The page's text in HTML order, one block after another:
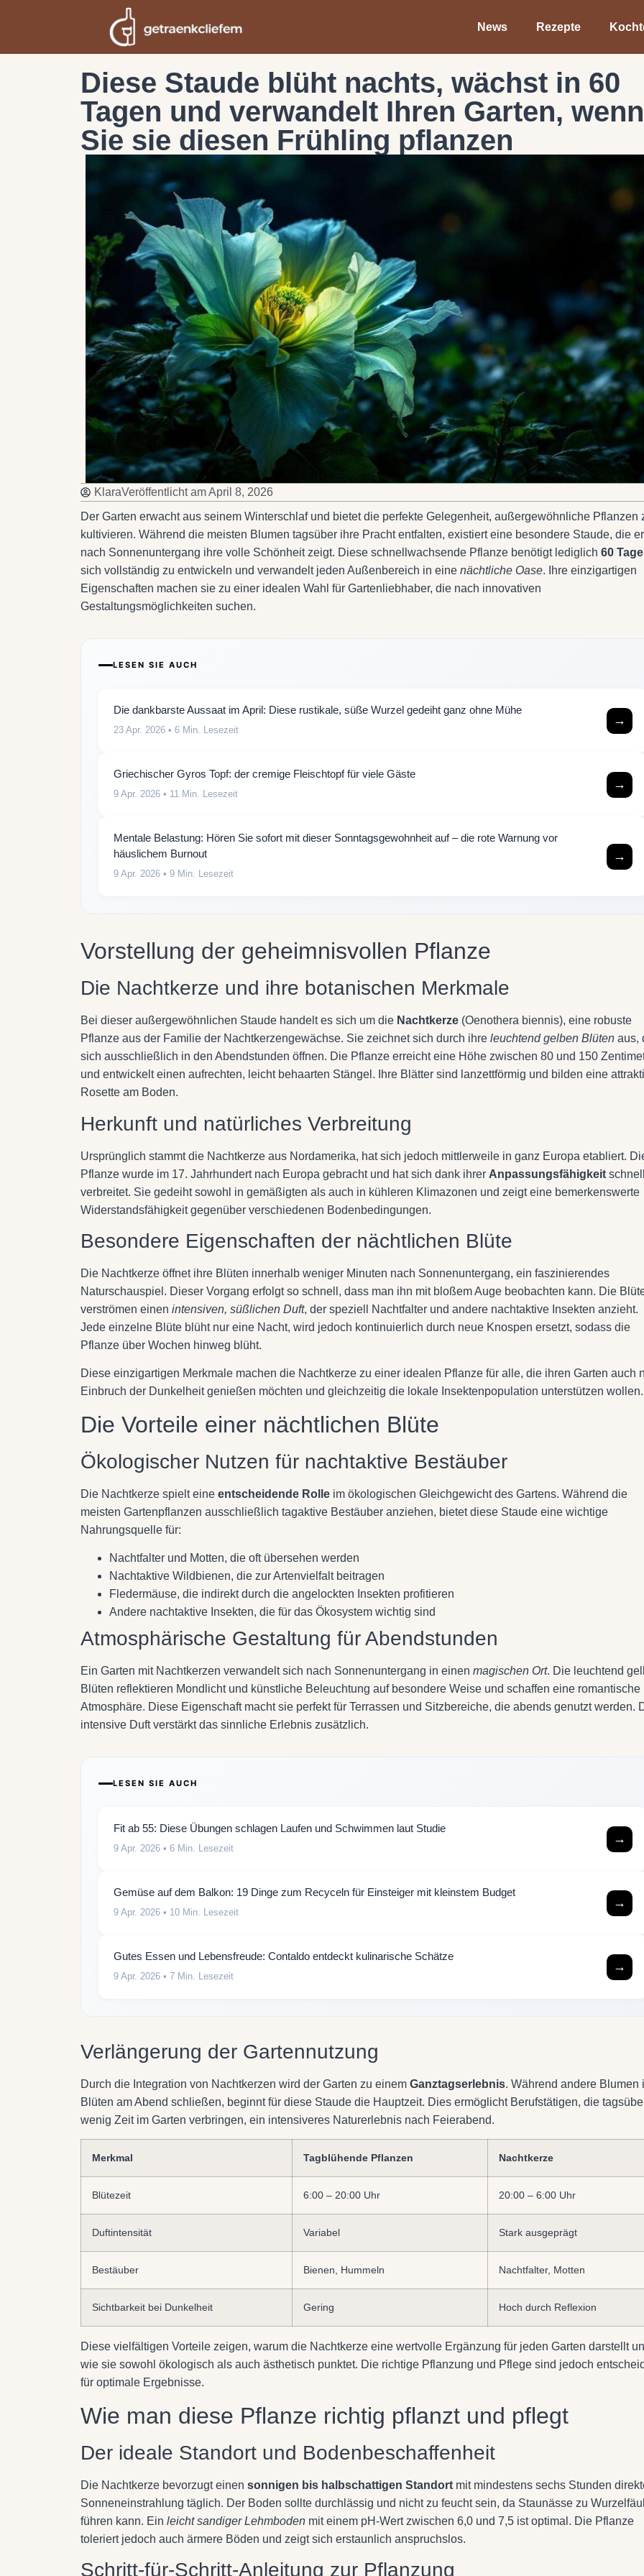
News Rezepte
Diese Staude blüht nachts, wächst in 60
Tagen und verwandelt Ihren Garten, wenn
Sie sie diesen Frühling pflanzen
KlaraVeröffentlicht amApril 8, 2026
Der Garten erwacht aus seinem Winterschlaf und bietet die perfekte Gelegenheit, außergewöhnliche Pflanzen
kultivieren. Während die meisten Blumen tagsüber ihre Pracht entfalten, existiert eine besondere Staude, die
nach Sonnenuntergang ihre volle Schönheit zeigt. Diese schnellwachsende Pflanze benötigt lediglich 60 Tage
sich vollständig zu entwickeln und verwandelt jeden Außenbereich in eine nächtliche Oase. Ihre einzigartigen
Eigenschaften machen sie zu einer idealen Wahl für Gartenliebhaber, die nach innovativen
Gestaltungsmöglichkeiten suchen.
LESEN SIE AUCH
Die dankbarste Aussaat im April: Diese rustikale, süße Wurzel gedeiht ganz ohne Mühe
23 Apr. 2026 • 6 Min. Lesezeit
→
Griechischer Gyros Topf: der cremige Fleischtopf für viele Gäste
9 Apr. 2026 • 11 Min. Lesezeit
→
Mentale Belastung: Hören Sie sofort mit dieser Sonntagsgewohnheit auf – die rote Warnung vor
häuslichem Burnout
9 Apr. 2026 • 9 Min. Lesezeit
→
Vorstellung der geheimnisvollen Pflanze
Die Nachtkerze und ihre botanischen Merkmale
Bei dieser außergewöhnlichen Staude handelt es sich um die Nachtkerze (Oenothera biennis), eine robuste
Pflanze aus der Familie der Nachtkerzengewächse. Sie zeichnet sich durch ihre leuchtend gelben Blüten aus,
sich ausschließlich in den Abendstunden öffnen. Die Pflanze erreicht eine Höhe zwischen 80 und 150
und entwickelt einen aufrechten, leicht behaarten Stängel. Ihre Blätter sind lanzettförmig und bilden eine
Rosette am Boden.
Herkunft und natürliches Verbreitung
Ursprünglich stammt die Nachtkerze aus Nordamerika, hat sich jedoch mittlerweile in ganz Europa etabliert.
Pflanze wurde im 17. Jahrhundert nach Europa gebracht und hat sich dank ihrer Anpassungsfähigkeit schnell
verbreitet. Sie gedeiht sowohl in gemäßigten als auch in kühleren Klimazonen und zeigt eine bemerkenswerte
Widerstandsfähigkeit gegenüber verschiedenen Bodenbedingungen.
Besondere Eigenschaften der nächtlichen Blüte
Die Nachtkerze öffnet ihre Blüten innerhalb weniger Minuten nach Sonnenuntergang, ein faszinierendes
Naturschauspiel. Dieser Vorgang erfolgt so schnell, dass man ihn mit bloßem Auge beobachten kann. Die
verströmen einen intensiven, süßlichen Duft, der speziell Nachtfalter und andere nachtaktive Insekten anzieht.
Jede einzelne Blüte blüht nur eine Nacht, wird jedoch kontinuierlich durch neue Knospen ersetzt, sodass die
Pflanze über Wochen hinweg blüht.
Diese einzigartigen Merkmale machen die Nachtkerze zu einer idealen Pflanze für alle, die ihren Garten auch
Einbruch der Dunkelheit genießen möchten und gleichzeitig die lokale Insektenpopulation unterstützen wollen.
Die Vorteile einer nächtlichen Blüte
Ökologischer Nutzen für nachtaktive Bestäuber
Die Nachtkerze spielt eine entscheidende Rolle im ökologischen Gleichgewicht des Gartens. Während die
meisten Gartenpflanzen ausschließlich tagaktive Bestäuber anziehen, bietet diese Staude eine wichtige
Nahrungsquelle für:
Nachtfalter und Motten, die oft übersehen werden
Nachtaktive Wildbienen, die zur Artenvielfalt beitragen
Fledermäuse, die indirekt durch die angelockten Insekten profitieren
Andere nachtaktive Insekten, die für das Ökosystem wichtig sind
Atmosphärische Gestaltung für Abendstunden
Ein Garten mit Nachtkerzen verwandelt sich nach Sonnenuntergang in einen magischen Ort. Die leuchtend
Blüten reflektieren Mondlicht und künstliche Beleuchtung auf besondere Weise und schaffen eine romantische
Atmosphäre. Diese Eigenschaft macht sie perfekt für Terrassen und Sitzbereiche, die abends genutzt werden.
intensive Duft verstärkt das sinnliche Erlebnis zusätzlich.
LESEN SIE AUCH
Fit ab 55: Diese Übungen schlagen Laufen und Schwimmen laut Studie
9 Apr. 2026 • 6 Min. Lesezeit
→
Gemüse auf dem Balkon: 19 Dinge zum Recyceln für Einsteiger mit kleinstem Budget
9 Apr. 2026 • 10 Min. Lesezeit
→
Gutes Essen und Lebensfreude: Contaldo entdeckt kulinarische Schätze
9 Apr. 2026 • 7 Min. Lesezeit
→
Verlängerung der Gartennutzung
Durch die Integration von Nachtkerzen wird der Garten zu einem Ganztagserlebnis. Während andere Blumen
Blüten am Abend schließen, beginnt für diese Staude die Hauptzeit. Dies ermöglicht Berufstätigen, die
wenig Zeit im Garten verbringen, ein intensiveres Naturerlebnis nach Feierabend.
Merkmal Tagblühende Pflanzen Nachtkerze
Blütezeit 6:00 – 20:00 Uhr 20:00 – 6:00 Uhr
Duftintensität Variabel Stark ausgeprägt
Bestäuber Bienen, Hummeln Nachtfalter, Motten
Sichtbarkeit bei Dunkelheit Gering Hoch durch Reflexion
Diese vielfältigen Vorteile zeigen, warum die Nachtkerze eine wertvolle Ergänzung für jeden Garten darstellt
wie sie sowohl ökologisch als auch ästhetisch punktet. Die richtige Pflanzung und Pflege sind jedoch
für optimale Ergebnisse.
Wie man diese Pflanze richtig pflanzt und pflegt
Der ideale Standort und Bodenbeschaffenheit
Die Nachtkerze bevorzugt einen sonnigen bis halbschattigen Standort mit mindestens sechs Stunden
Sonneneinstrahlung täglich. Der Boden sollte durchlässig und nicht zu feucht sein, da Staunässe zu
führen kann. Ein leicht sandiger Lehmboden mit einem pH-Wert zwischen 6,0 und 7,5 ist optimal. Die Pflanze
toleriert jedoch auch ärmere Böden und zeigt sich erstaunlich anspruchslos.
Schritt-für-Schritt-Anleitung zur Pflanzung